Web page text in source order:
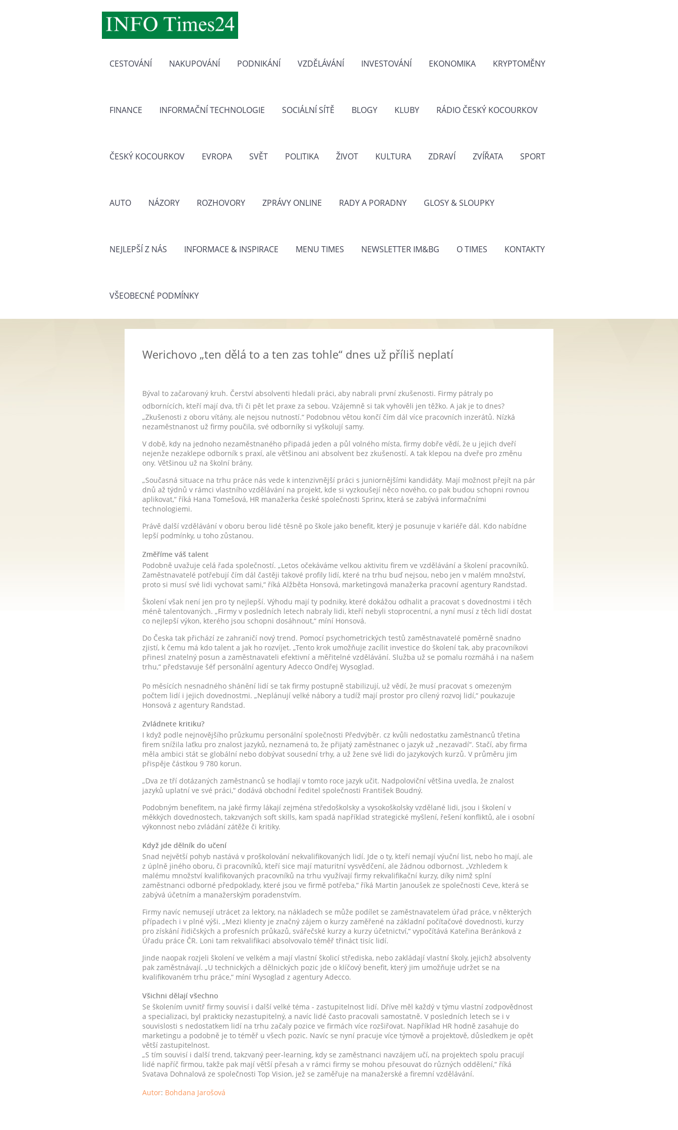
CESTOVÁNÍ NAKUPOVÁNÍ PODNIKÁNÍ VZDĚLÁVÁNÍ INVESTOVÁNÍ EKONOMIKA KRYPTOMĚNY
FINANCE INFORMAČNÍ TECHNOLOGIE SOCIÁLNÍ SÍTĚ BLOGY KLUBY RÁDIO ČESKÝ KOCOURKOV
ČESKÝ KOCOURKOV EVROPA SVĚT POLITIKA ŽIVOT KULTURA ZDRAVÍ ZVÍŘATA SPORT
AUTO NÁZORY ROZHOVORY ZPRÁVY ONLINE RADY A PORADNY GLOSY & SLOUPKY
NEJLEPŠÍ Z NÁS INFORMACE & INSPIRACE MENU TIMES NEWSLETTER IM&BG O TIMES KONTAKTY
VŠEOBECNÉ PODMÍNKY
Werichovo „ten dělá to a ten zas tohle“ dnes už příliš neplatí
Býval to začarovaný kruh. Čerství absolventi hledali práci, aby nabrali první zkušenosti. Firmy pátraly po
odbornících, kteří mají dva, tři či pět let praxe za sebou. Vzájemně si tak vyhověli jen těžko. A jak je to dnes?
„Zkušenosti z oboru vítány, ale nejsou nutností.“ Podobnou větou končí čím dál více pracovních inzerátů. Nízká
nezaměstnanost už firmy poučila, své odborníky si vyškolují samy.
V době, kdy na jednoho nezaměstnaného připadá jeden a půl volného místa, firmy dobře vědí, že u jejich dveří
nejenže nezaklepe odborník s praxí, ale většinou ani absolvent bez zkušeností. A tak klepou na dveře pro změnu
ony. Většinou už na školní brány.
„Současná situace na trhu práce nás vede k intenzivnější práci s juniornějšími kandidáty. Mají možnost přejít na pár
dnů až týdnů v rámci vlastního vzdělávání na projekt, kde si vyzkoušejí něco nového, co pak budou schopni rovnou
aplikovat,“ říká Hana Tomešová, HR manažerka české společnosti Sprinx, která se zabývá informačními
technologiemi.
Právě další vzdělávání v oboru berou lidé těsně po škole jako benefit, který je posunuje v kariéře dál. Kdo nabídne
lepší podmínky, u toho zůstanou.
Změříme váš talent
Podobně uvažuje celá řada společností. „Letos očekáváme velkou aktivitu firem ve vzdělávání a školení pracovníků.
Zaměstnavatelé potřebují čím dál častěji takové profily lidí, které na trhu buď nejsou, nebo jen v malém množství,
proto si musí své lidi vychovat sami,“ říká Alžběta Honsová, marketingová manažerka pracovní agentury Randstad.
Školení však není jen pro ty nejlepší. Výhodu mají ty podniky, které dokážou odhalit a pracovat s dovednostmi i těch
méně talentovaných. „Firmy v posledních letech nabraly lidi, kteří nebyli stoprocentní, a nyní musí z těch lidí dostat
co nejlepší výkon, kterého jsou schopni dosáhnout,“ míní Honsová.
Do Česka tak přichází ze zahraničí nový trend. Pomocí psychometrických testů zaměstnavatelé poměrně snadno
zjistí, k čemu má kdo talent a jak ho rozvíjet. „Tento krok umožňuje zacílit investice do školení tak, aby pracovníkovi
přinesl znatelný posun a zaměstnavateli efektivní a měřitelné vzdělávání. Služba už se pomalu rozmáhá i na našem
trhu,“ představuje šéf personální agentury Adecco Ondřej Wysoglad.
Po měsících nesnadného shánění lidí se tak firmy postupně stabilizují, už vědí, že musí pracovat s omezeným
počtem lidí i jejich dovednostmi. „Neplánují velké nábory a tudíž mají prostor pro cílený rozvoj lidí,“ poukazuje
Honsová z agentury Randstad.
Zvládnete kritiku?
I když podle nejnovějšího průzkumu personální společnosti Předvýběr. cz kvůli nedostatku zaměstnanců třetina
firem snížila laťku pro znalost jazyků, neznamená to, že přijatý zaměstnanec o jazyk už „nezavadí“. Stačí, aby firma
měla ambici stát se globální nebo dobývat sousední trhy, a už žene své lidi do jazykových kurzů. V průměru jim
přispěje částkou 9 780 korun.
„Dva ze tří dotázaných zaměstnanců se hodlají v tomto roce jazyk učit. Nadpoloviční většina uvedla, že znalost
jazyků uplatní ve své práci,“ dodává obchodní ředitel společnosti František Boudný.
Podobným benefitem, na jaké firmy lákají zejména středoškolsky a vysokoškolsky vzdělané lidi, jsou i školení v
měkkých dovednostech, takzvaných soft skills, kam spadá například strategické myšlení, řešení konfliktů, ale i osobní
výkonnost nebo zvládání zátěže či kritiky.
Když jde dělník do učení
Snad největší pohyb nastává v proškolování nekvalifikovaných lidí. Jde o ty, kteří nemají výuční list, nebo ho mají, ale
z úplně jiného oboru, či pracovníků, kteří sice mají maturitní vysvědčení, ale žádnou odbornost. „Vzhledem k
malému množství kvalifikovaných pracovníků na trhu využívají firmy rekvalifikační kurzy, díky nimž splní
zaměstnanci odborné předpoklady, které jsou ve firmě potřeba,“ říká Martin Janoušek ze společnosti Ceve, která se
zabývá účetním a manažerským poradenstvím.
Firmy navíc nemusejí utrácet za lektory, na nákladech se může podílet se zaměstnavatelem úřad práce, v některých
případech i v plné výši. „Mezi klienty je značný zájem o kurzy zaměřené na základní počítačové dovednosti, kurzy
pro získání řidičských a profesních průkazů, svářečské kurzy a kurzy účetnictví,“ vypočítává Kateřina Beránková z
Úřadu práce ČR. Loni tam rekvalifikaci absolvovalo téměř třináct tisíc lidí.
Jinde naopak rozjeli školení ve velkém a mají vlastní školicí střediska, nebo zakládají vlastní školy, jejichž absolventy
pak zaměstnávají. „U technických a dělnických pozic jde o klíčový benefit, který jim umožňuje udržet se na
kvalifikovaném trhu práce,“ míní Wysoglad z agentury Adecco.
Všichni dělají všechno
Se školením uvnitř firmy souvisí i další velké téma - zastupitelnost lidí. Dříve měl každý v týmu vlastní zodpovědnost
a specializaci, byl prakticky nezastupitelný, a navíc lidé často pracovali samostatně. V posledních letech se i v
souvislosti s nedostatkem lidí na trhu začaly pozice ve firmách více rozšiřovat. Například HR hodně zasahuje do
marketingu a podobně je to téměř u všech pozic. Navíc se nyní pracuje více týmově a projektově, důsledkem je opět
větší zastupitelnost.
„S tím souvisí i další trend, takzvaný peer-learning, kdy se zaměstnanci navzájem učí, na projektech spolu pracují
lidé napříč firmou, takže pak mají větší přesah a v rámci firmy se mohou přesouvat do různých oddělení,“ říká
Svatava Dohnalová ze společnosti Top Vision, jež se zaměřuje na manažerské a firemní vzdělávání.
Autor: Bohdana Jarošová